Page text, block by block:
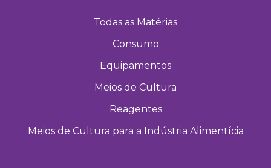
Todas as Matérias
Consumo
Equipamentos
Meios de Cultura
Reagentes
Meios de Cultura para a Indústria Alimentícia